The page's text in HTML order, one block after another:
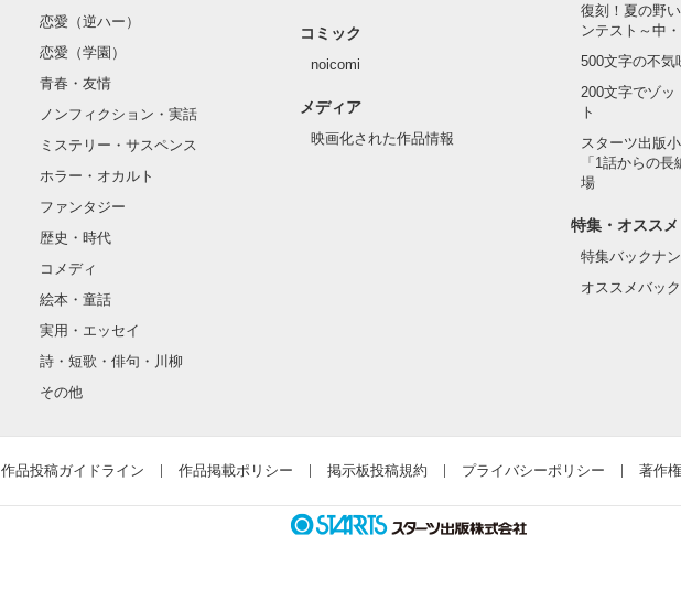
恋愛（逆ハー）
恋愛（学園）
青春・友情
ノンフィクション・実話
ミステリー・サスペンス
ホラー・オカルト
ファンタジー
歴史・時代
コメディ
絵本・童話
実用・エッセイ
詩・短歌・俳句・川柳
その他
コミック
noicomi
メディア
映画化された作品情報
復刻！夏の野
ンテスト～中
500文字の不気
200文字でゾッ
ト
スターツ出版
「1話からの
場
特集・オススメ
特集バックナ
オススメバッ
作品投稿ガイドライン 作品掲載ポリシー 掲示板投稿規約 プライバシーポリシー 著作